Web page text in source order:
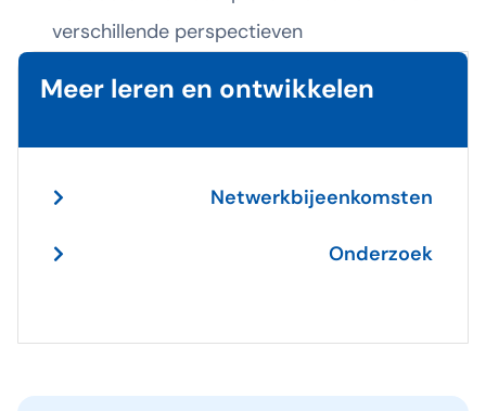
verschillende perspectieven
Meer leren en ontwikkelen
Netwerkbijeenkomsten
Onderzoek